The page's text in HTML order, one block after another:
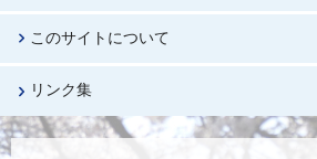
このサイトについて
リンク集